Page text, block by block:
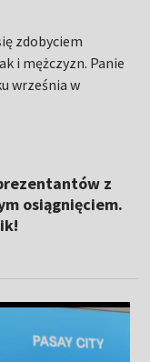
zdobyciem
i mężczyzn. Panie
września w
z
osiągnięciem.